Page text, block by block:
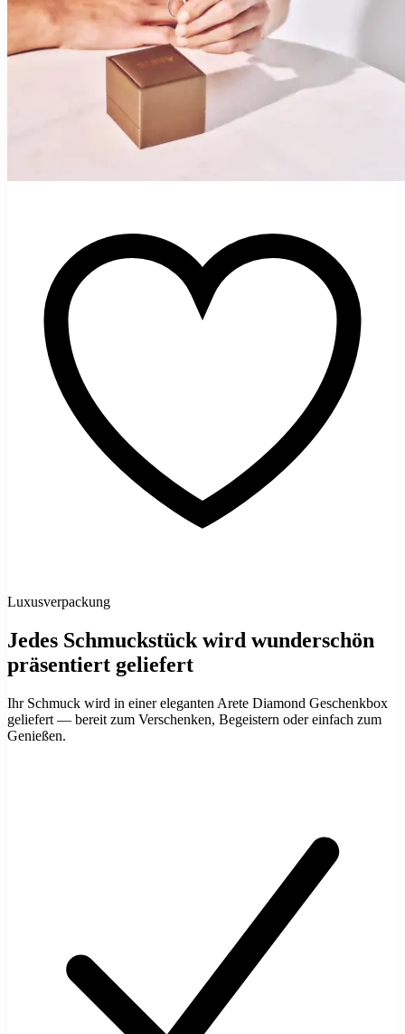
Luxusverpackung
Jedes Schmuckstück wird wunderschön
präsentiert geliefert
Ihr Schmuck wird in einer eleganten Arete Diamond Geschenkbox
geliefert — bereit zum Verschenken, Begeistern oder einfach zum
Genießen.